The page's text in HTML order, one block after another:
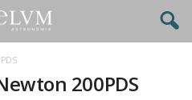
200PDS